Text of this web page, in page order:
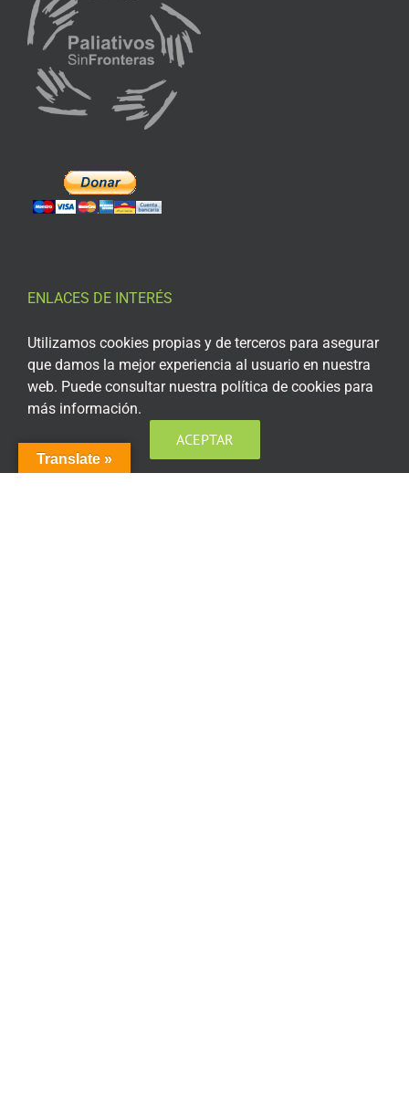
ENLACES DE INTERÉS
Aviso Legal
Política de privacidad
Política de privacidad Redes Sociales
Política de cookies
Translate »
Utilizamos cookies propias y de terceros para asegurar
que damos la mejor experiencia al usuario en nuestra
web. Puede consultar nuestra política de cookies para
más información.
ACEPTAR